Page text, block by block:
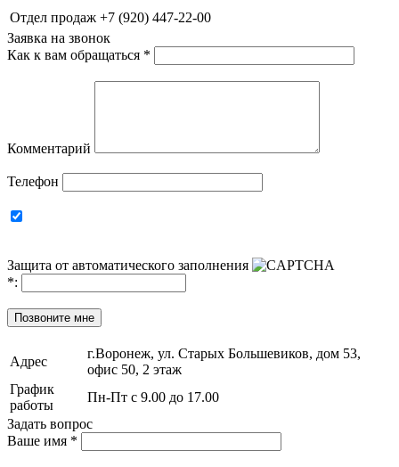
Отдел продаж +7 (920) 447-22-00
Заявка на звонок
Как к вам обращаться *
Комментарий
Телефон
Защита от автоматического заполнения
*:
Позвоните мне
Адрес
г.Воронеж, ул. Старых Большевиков, дом 53,
офис 50, 2 этаж
График
работы
Пн-Пт с 9.00 до 17.00
Задать вопрос
Ваше имя *